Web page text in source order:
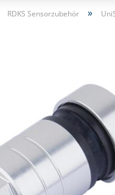
RDKS Sensorzubehör »